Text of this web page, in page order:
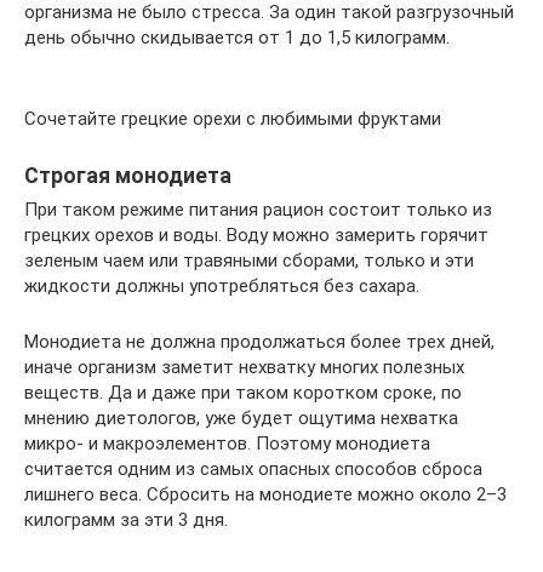
организма не было стресса. За один такой разгрузочный
день обычно скидывается от 1 до 1,5 килограмм.
Сочетайте грецкие орехи с любимыми фруктами
Строгая монодиета
При таком режиме питания рацион состоит только из
грецких орехов и воды. Воду можно замерить горячит
зеленым чаем или травяными сборами, только и эти
жидкости должны употребляться без сахара.
Монодиета не должна продолжаться более трех дней,
иначе организм заметит нехватку многих полезных
веществ. Да и даже при таком коротком сроке, по
мнению диетологов, уже будет ощутима нехватка
микро- и макроэлементов. Поэтому монодиета
считается одним из самых опасных способов сброса
лишнего веса. Сбросить на монодиете можно около 2–3
килограмм за эти 3 дня.